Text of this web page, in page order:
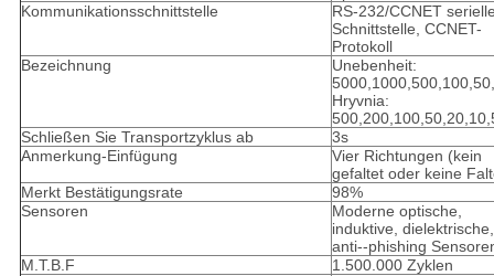
Kommunikationsschnittstelle
RS-232/CCNET
Schnittstelle, CCNET-
Protokoll
Bezeichnung
Unebenheit:
Hryvnia:
Schließen Sie Transportzyklus ab
3s
Anmerkung-Einfügung
Vier Richtungen (kein
gefaltet oder keine
Merkt Bestätigungsrate
98%
Sensoren
Moderne optische,
induktive, dielektrische,
anti--phishing
M.T.B.F
1.500.000 Zyklen